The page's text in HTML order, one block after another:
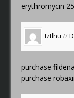
erythromycin
Iztlhu //
purchase
purchase